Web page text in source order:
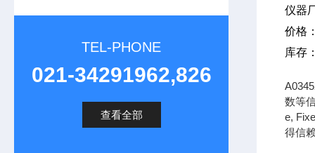
TEL-PHONE
021-34291962,826
查看全部
仪器
价格
库存
数等
e,
得信